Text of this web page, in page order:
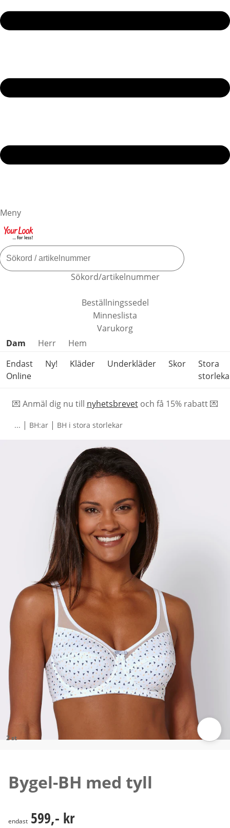
Meny
Sökord/artikelnummer
Beställningssedel
Minneslista
Varukorg
Hoppa över produktkategorier
Dam Herr
Hem
Endast
Online
Ny! Kläder Underkläder Skor
Stora
💌 Anmäl dig nu till nyhetsbrevetoch få 15% rabatt 💌
... | BH:ar | BH i stora storlekar
2 st
Bygel-BH med tyll
599,- kr
endast 599,- kr